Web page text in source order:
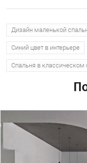
Дизайн маленькой
Синий цвет в интерьере
Спальня в классическом